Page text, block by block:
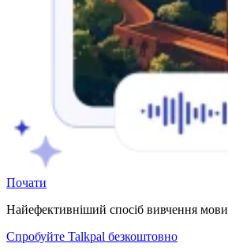
Почати
Найефективніший спосіб вивчення мови
Спробуйте Talkpal безкоштовно